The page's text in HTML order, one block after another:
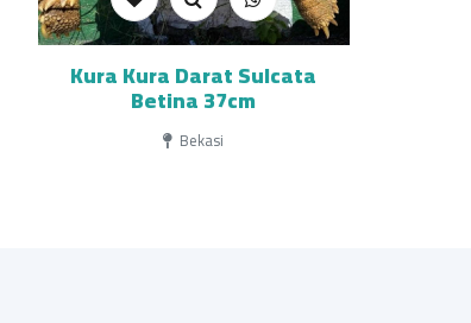
Kura Kura Darat Sulcata
Betina 37cm
Bekasi